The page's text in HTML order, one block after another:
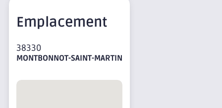
Emplacement
38330
MONTBONNOT-SAINT-MARTIN